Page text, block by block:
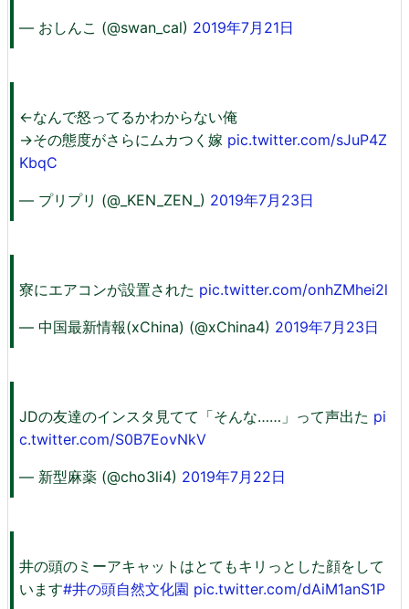
— おしんこ (@swan_cal) 2019年7月21日
←なんで怒ってるかわからない俺
→その態度がさらにムカつく嫁 pic.twitter.com/sJuP4Z
KbqC
— プリプリ (@_KEN_ZEN_) 2019年7月23日
寮にエアコンが設置された pic.twitter.com/onhZMhei2l
— 中国最新情報(xChina) (@xChina4) 2019年7月23日
JDの友達のインスタ見てて「そんな……」って声出た pi
c.twitter.com/S0B7EovNkV
— 新型麻薬 (@cho3li4) 2019年7月22日
井の頭のミーアキャットはとてもキリっとした顔をして
います#井の頭自然文化園 pic.twitter.com/dAiM1anS1P